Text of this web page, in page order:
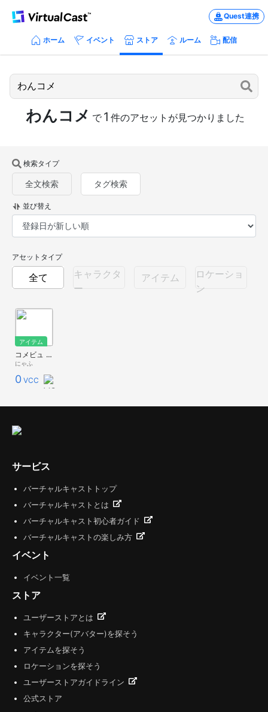
Quest連携
ホーム イベント ストア ルーム 配信
わんコメ で 1 件のアセットが見つかりました
検索タイプ
全文検索 タグ検索
並び替え
アセットタイプ
全て
キャラクタ
ー
アイテム
ロケーショ
ン
アイテム
コメビュ 「VirtualCast公式わんコメOSCプラグイン」対応
にゃふ
0 VCC
サービス
バーチャルキャストトップ
バーチャルキャストとは
バーチャルキャスト初心者ガイド
バーチャルキャストの楽しみ方
イベント
イベント一覧
ストア
ユーザーストアとは
キャラクター(アバター)を探そう
アイテムを探そう
ロケーションを探そう
ユーザーストアガイドライン
公式ストア